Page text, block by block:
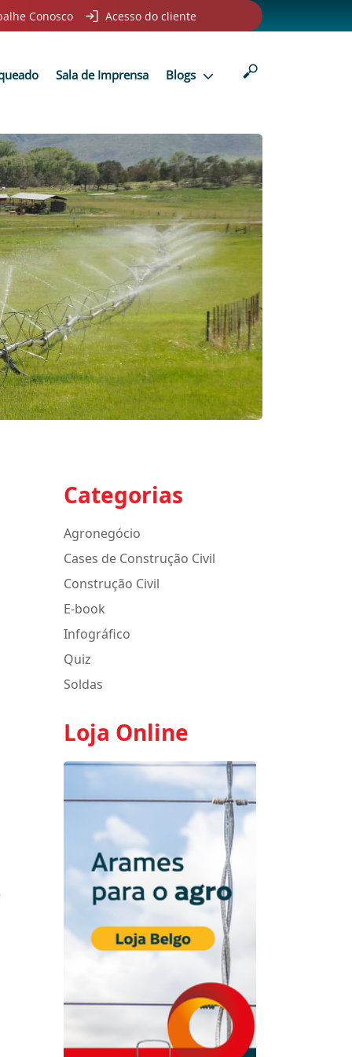
Conosco Acesso do cliente
Sala de Imprensa Blogs
Categorias
Agronegócio
Cases de Construção Civil
Construção Civil
E-book
Infográfico
Quiz
Soldas
Loja Online